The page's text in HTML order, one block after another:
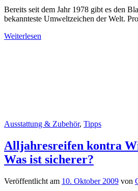
Bereits seit dem Jahr 1978 gibt es den
bekannteste Umweltzeichen der Welt.
Weiterlesen
Ausstattung & Zubehör, Tipps
Alljahresreifen kontra
Was ist sicherer?
Veröffentlicht am 10. Oktober 2009 von